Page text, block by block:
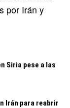
por Irán y
Siria pese a las
Irán para reabrir